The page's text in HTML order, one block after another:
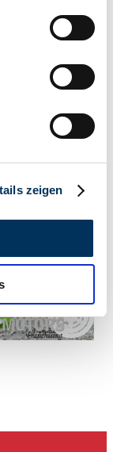
Lage
identifizieren
Daten
zu Ihrer
für
Unsere
mit
bereitgestellt
der Dienste
zeigen